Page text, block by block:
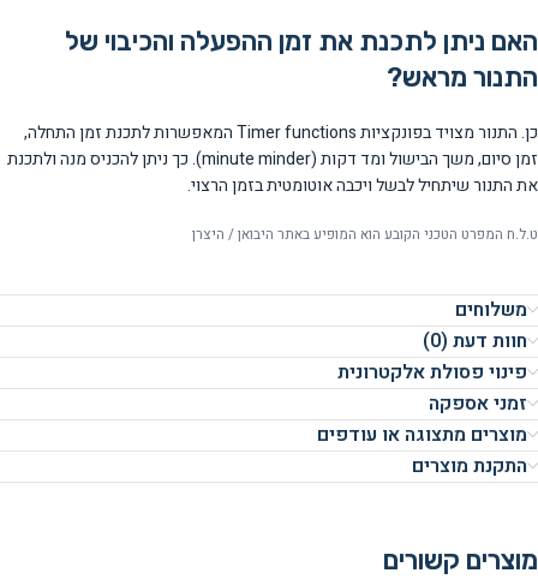
האם ניתן לתכנת את זמן ההפעלה והכיבוי של
התנור מראש?
כן. התנור מצויד בפונקציות Timer functions המאפשרות לתכנת זמן התחלה,
זמן סיום, משך הבישול ומד דקות (minute minder). כך ניתן להכניס מנה ולתכנת
את התנור שיתחיל לבשל ויכבה אוטומטית בזמן הרצוי.
ט.ל.ח המפרט הטכני הקובע הוא המופיע באתר היבואן / היצרן
משלוחים
חוות דעת (0)
פינוי פסולת אלקטרונית
זמני אספקה
מוצרים מתצוגה או עודפים
התקנת מוצרים
מוצרים קשורים